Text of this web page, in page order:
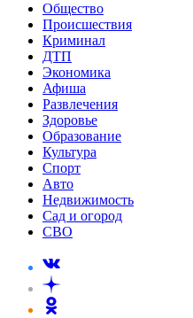
Общество
Происшествия
Криминал
ДТП
Экономика
Афиша
Развлечения
Здоровье
Образование
Культура
Спорт
Авто
Недвижимость
Сад и огород
СВО